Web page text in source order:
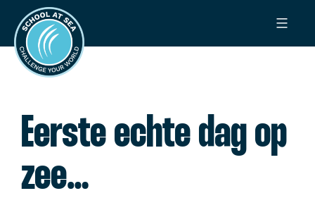
naar
inhoud
School
at
Sea
Eerste echte dag op
zee…